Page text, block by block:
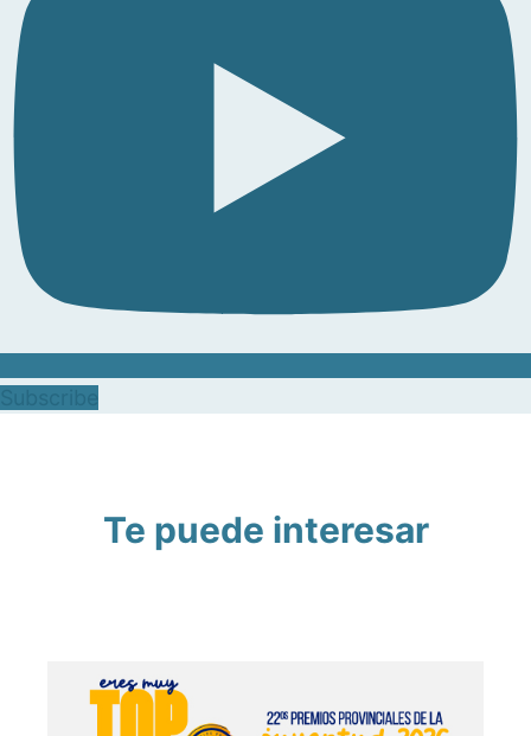
Te puede interesar